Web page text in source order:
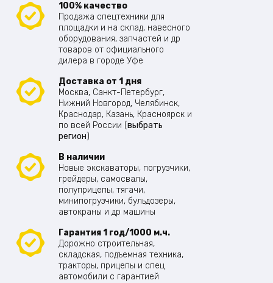
100% качество
Продажа спецтехники для
площадки и на склад, навесного
оборудования, запчастей и др
товаров от официального
дилера в городе Уфе
Доставка от 1 дня
Москва, Санкт-Петербург,
Нижний Новгород, Челябинск,
Краснодар, Казань, Красноярск и
по всей России (выбрать
регион)
В наличии
Новые экскаваторы, погрузчики,
грейдеры, самосвалы,
полуприцепы, тягачи,
минипогрузчики, бульдозеры,
автокраны и др машины
Гарантия 1 год/1000 м.ч.
Дорожно строительная,
складская, подъемная техника,
тракторы, прицепы и спец
автомобили с гарантией